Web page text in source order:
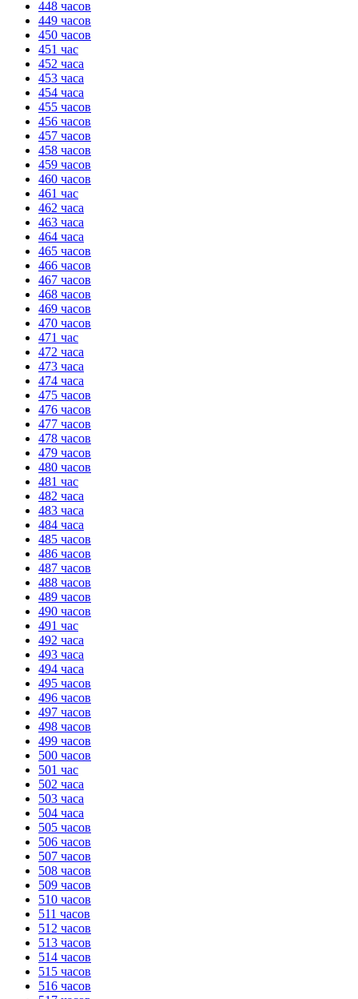
448 часов
449 часов
450 часов
451 час
452 часа
453 часа
454 часа
455 часов
456 часов
457 часов
458 часов
459 часов
460 часов
461 час
462 часа
463 часа
464 часа
465 часов
466 часов
467 часов
468 часов
469 часов
470 часов
471 час
472 часа
473 часа
474 часа
475 часов
476 часов
477 часов
478 часов
479 часов
480 часов
481 час
482 часа
483 часа
484 часа
485 часов
486 часов
487 часов
488 часов
489 часов
490 часов
491 час
492 часа
493 часа
494 часа
495 часов
496 часов
497 часов
498 часов
499 часов
500 часов
501 час
502 часа
503 часа
504 часа
505 часов
506 часов
507 часов
508 часов
509 часов
510 часов
511 часов
512 часов
513 часов
514 часов
515 часов
516 часов